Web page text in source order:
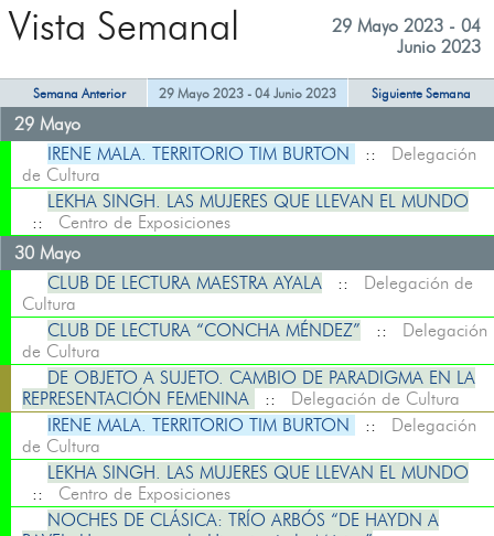
Vista Semanal
29 Mayo 2023 - 04
Junio 2023
Semana Anterior 29 Mayo 2023 - 04 Junio 2023 Siguiente Semana
29 Mayo
IRENE MALA. TERRITORIO TIM BURTON
:: Delegación
de Cultura
LEKHA SINGH. LAS MUJERES QUE LLEVAN EL MUNDO
:: Centro de Exposiciones
30 Mayo
CLUB DE LECTURA MAESTRA AYALA :: Delegación de
Cultura
CLUB DE LECTURA “CONCHA MÉNDEZ” :: Delegación
de Cultura
DE OBJETO A SUJETO. CAMBIO DE PARADIGMA EN LA
REPRESENTACIÓN FEMENINA
:: Delegación de Cultura
IRENE MALA. TERRITORIO TIM BURTON
:: Delegación
de Cultura
LEKHA SINGH. LAS MUJERES QUE LLEVAN EL MUNDO
:: Centro de Exposiciones
NOCHES DE CLÁSICA: TRÍO ARBÓS “DE HAYDN A